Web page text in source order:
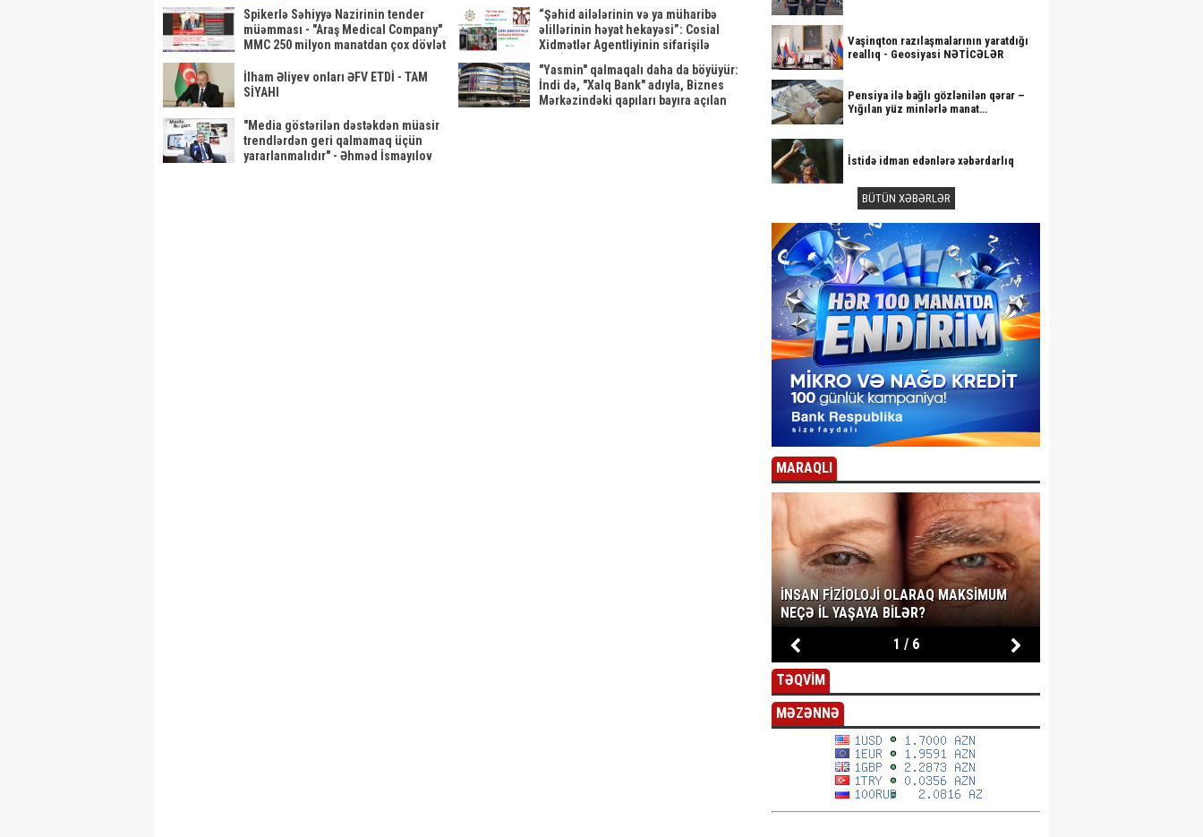
Spikerlə Səhiyyə Nazirinin tender
müəmması - "Araş Medical Company"
MMC 250 milyon manatdan çox dövlət
çıxıb...SİYAHI
“Şəhid ailələrinin və ya müharibə
əlillərinin həyat hekayəsi”: Cosial
Xidmətlər Agentliyinin sifarişilə
İlham Əliyev onları ƏFV ETDİ - TAM
SİYAHI
"Yasmin" qalmaqalı daha da böyüyür:
İndi də, "Xalq Bank" adıyla, Biznes
Mərkəzindəki qapıları bayıra açılan
"Media göstərilən dəstəkdən müasir
trendlərdən geri qalmamaq üçün
yararlanmalıdır" - Əhməd İsmayılov
Vaşinqton razılaşmalarının yaratdığı
reallıq - Geosiyasi NƏTİCƏLƏR
Pensiya ilə bağlı gözlənilən qərar –
Yığılan yüz minlərlə manat…
İstidə idman edənlərə xəbərdarlıq
BÜTÜN XƏBƏRLƏR
MARAQLI
İNSAN FIZIOLOJI OLARAQ MAKSIMUM
NEÇƏ IL YAŞAYA BILƏR?
1 / 6
TƏQVİM
MƏZƏNNƏ